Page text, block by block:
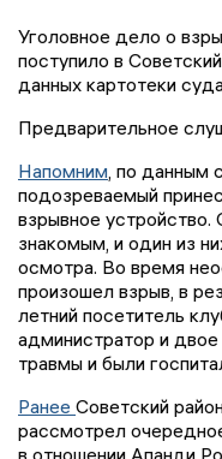
Уголовное дело о
поступило в
данных картотеки
Предварительное
Напомним , по данным
подозреваемый
взрывное
знакомым, и один из
осмотра. Во время
произошел взрыв, в
летний посетитель
администратор и
травмы и были
Ранее Советский
рассмотрел
в отношении Апанди